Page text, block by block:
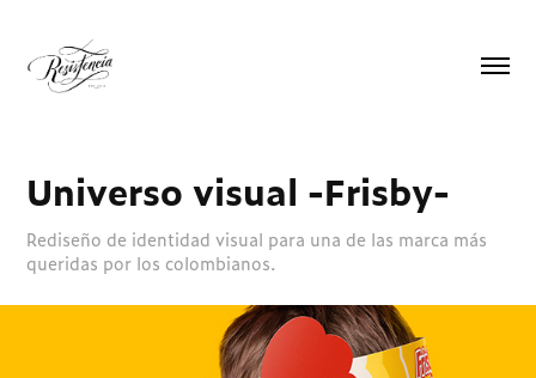
Universo visual -Frisby-
Rediseño de identidad visual para una de las marca más
queridas por los colombianos.